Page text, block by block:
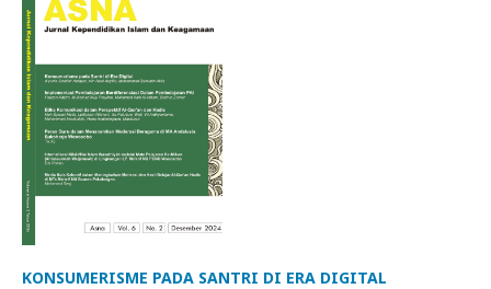
KONSUMERISME PADA SANTRI DI ERA DIGITAL